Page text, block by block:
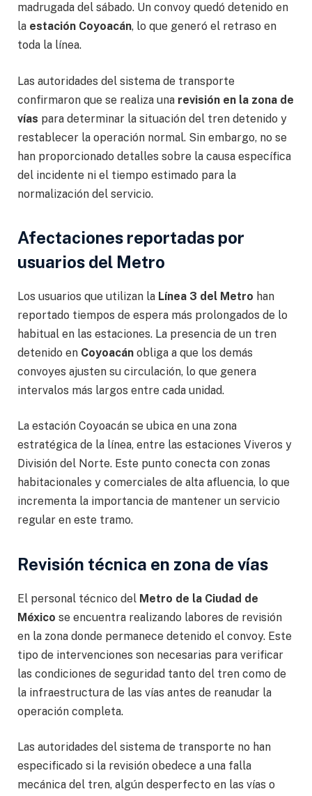
madrugada del sábado. Un convoy quedó detenido en
la estación Coyoacán, lo que generó el retraso en
toda la línea.
Las autoridades del sistema de transporte
confirmaron que se realiza una revisión en la zona de
vías para determinar la situación del tren detenido y
restablecer la operación normal. Sin embargo, no se
han proporcionado detalles sobre la causa específica
del incidente ni el tiempo estimado para la
normalización del servicio.
Afectaciones reportadas por
usuarios del Metro
Los usuarios que utilizan la Línea 3 del Metro han
reportado tiempos de espera más prolongados de lo
habitual en las estaciones. La presencia de un tren
detenido en Coyoacán obliga a que los demás
convoyes ajusten su circulación, lo que genera
intervalos más largos entre cada unidad.
La estación Coyoacán se ubica en una zona
estratégica de la línea, entre las estaciones Viveros y
División del Norte. Este punto conecta con zonas
habitacionales y comerciales de alta afluencia, lo que
incrementa la importancia de mantener un servicio
regular en este tramo.
Revisión técnica en zona de vías
El personal técnico del Metro de la Ciudad de
México se encuentra realizando labores de revisión
en la zona donde permanece detenido el convoy. Este
tipo de intervenciones son necesarias para verificar
las condiciones de seguridad tanto del tren como de
la infraestructura de las vías antes de reanudar la
operación completa.
Las autoridades del sistema de transporte no han
especificado si la revisión obedece a una falla
mecánica del tren, algún desperfecto en las vías o